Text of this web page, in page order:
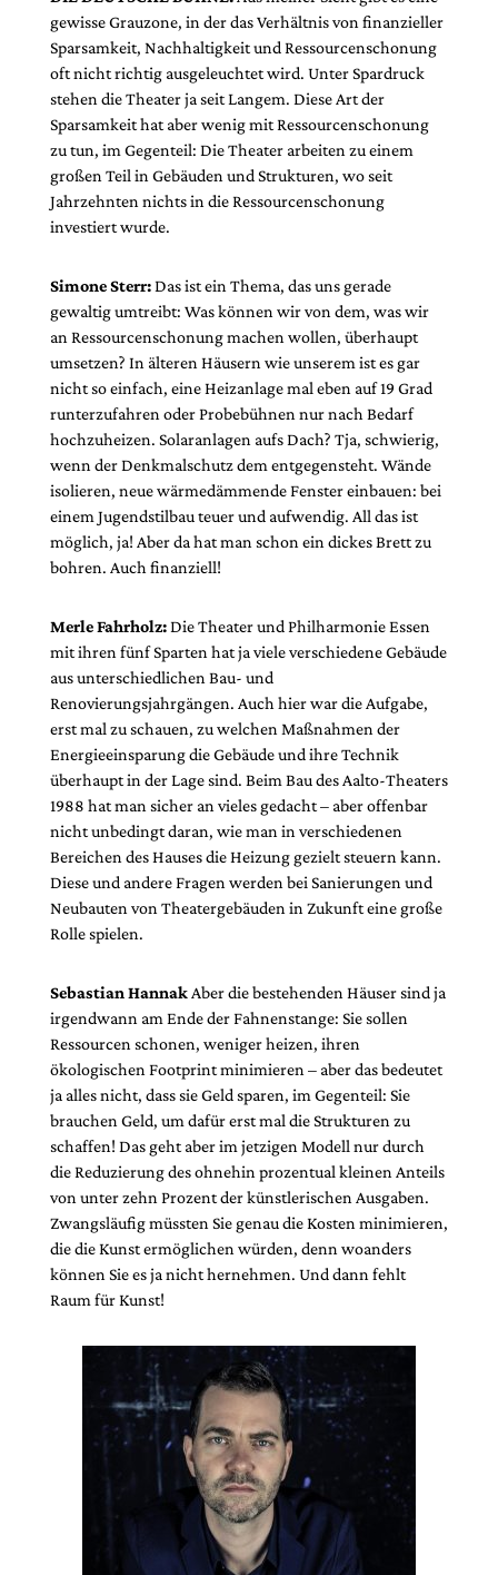
gewisse Grauzone, in der das Verhältnis von finanzieller
Sparsamkeit, Nachhaltigkeit und Ressourcenschonung
oft nicht richtig ausgeleuchtet wird. Unter Spardruck
stehen die Theater ja seit Langem. Diese Art der
Sparsamkeit hat aber wenig mit Ressourcenschonung
zu tun, im Gegenteil: Die Theater arbeiten zu einem
großen Teil in Gebäuden und Strukturen, wo seit
Jahrzehnten nichts in die Ressourcenschonung
investiert wurde.
Simone Sterr:Das ist ein Thema, das uns gerade
gewaltig umtreibt: Was können wir von dem, was wir
an Ressourcenschonung machen wollen, überhaupt
umsetzen? In älteren Häusern wie unserem ist es gar
nicht so einfach, eine Heizanlage mal eben auf 19 Grad
runterzufahren oder Probebühnen nur nach Bedarf
hochzuheizen. Solaranlagen aufs Dach? Tja, schwierig,
wenn der Denkmalschutz dem entgegensteht. Wände
isolieren, neue wärmedämmende Fenster einbauen: bei
einem Jugendstilbau teuer und aufwendig. All das ist
möglich, ja! Aber da hat man schon ein dickes Brett zu
bohren. Auch finanziell!
Merle Fahrholz:Die Theater und Philharmonie Essen
mit ihren fünf Sparten hat ja viele verschiedene Gebäude
aus unterschiedlichen Bau- und
Renovierungsjahrgängen. Auch hier war die Aufgabe,
erst mal zu schauen, zu welchen Maßnahmen der
Energieeinsparung die Gebäude und ihre Technik
überhaupt in der Lage sind. Beim Bau des Aalto-Theaters
1988 hat man sicher an vieles gedacht – aber offenbar
nicht unbedingt daran, wie man in verschiedenen
Bereichen des Hauses die Heizung gezielt steuern kann.
Diese und andere Fragen werden bei Sanierungen und
Neubauten von Theatergebäuden in Zukunft eine große
Rolle spielen.
Sebastian Hannak Aber die bestehenden Häuser sind ja
irgendwann am Ende der Fahnenstange: Sie sollen
Ressourcen schonen, weniger heizen, ihren
ökologischen Footprint minimieren – aber das bedeutet
ja alles nicht, dass sie Geld sparen, im Gegenteil: Sie
brauchen Geld, um dafür erst mal die Strukturen zu
schaffen! Das geht aber im jetzigen Modell nur durch
die Reduzierung des ohnehin prozentual kleinen Anteils
von unter zehn Prozent der künstlerischen Ausgaben.
Zwangsläufig müssten Sie genau die Kosten minimieren,
die die Kunst ermöglichen würden, denn woanders
können Sie es ja nicht hernehmen. Und dann fehlt
Raum für Kunst!